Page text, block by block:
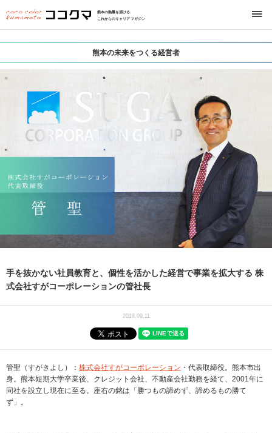
熊本の熱量を届ける
これからのキャリアマガジン
熊本の未来をつくる経営者
手を抜かない社員教育と、個性を活かした経営で事業を拡大する 株
式会社すがコーポレーションの管社長
2018.09.11
管聖（すがきよし）： 株式会社すがコーポレーション ・代表取締役。熊本市出
身。熊本短期大学卒業後、クレジット会社、不動産会社勤務を経て、2001年に
同社を設立し現在に至る。座右の銘は「勝つもの諦めず、諦めるもの勝て
ず」。